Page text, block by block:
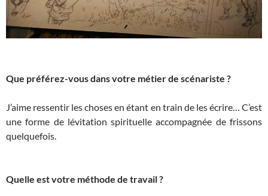
Que préférez-vous dans votre métier de scénariste ?
J’aime ressentir les choses en étant en train de les écrire… C’est
une forme de lévitation spirituelle accompagnée de frissons
quelquefois.
Quelle est votre méthode de travail ?